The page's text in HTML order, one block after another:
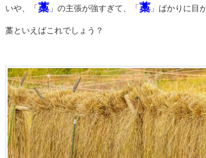
いや、「藁 」の主張が強すぎて、「藁 」ばかりに目
藁といえばこれでしょう？